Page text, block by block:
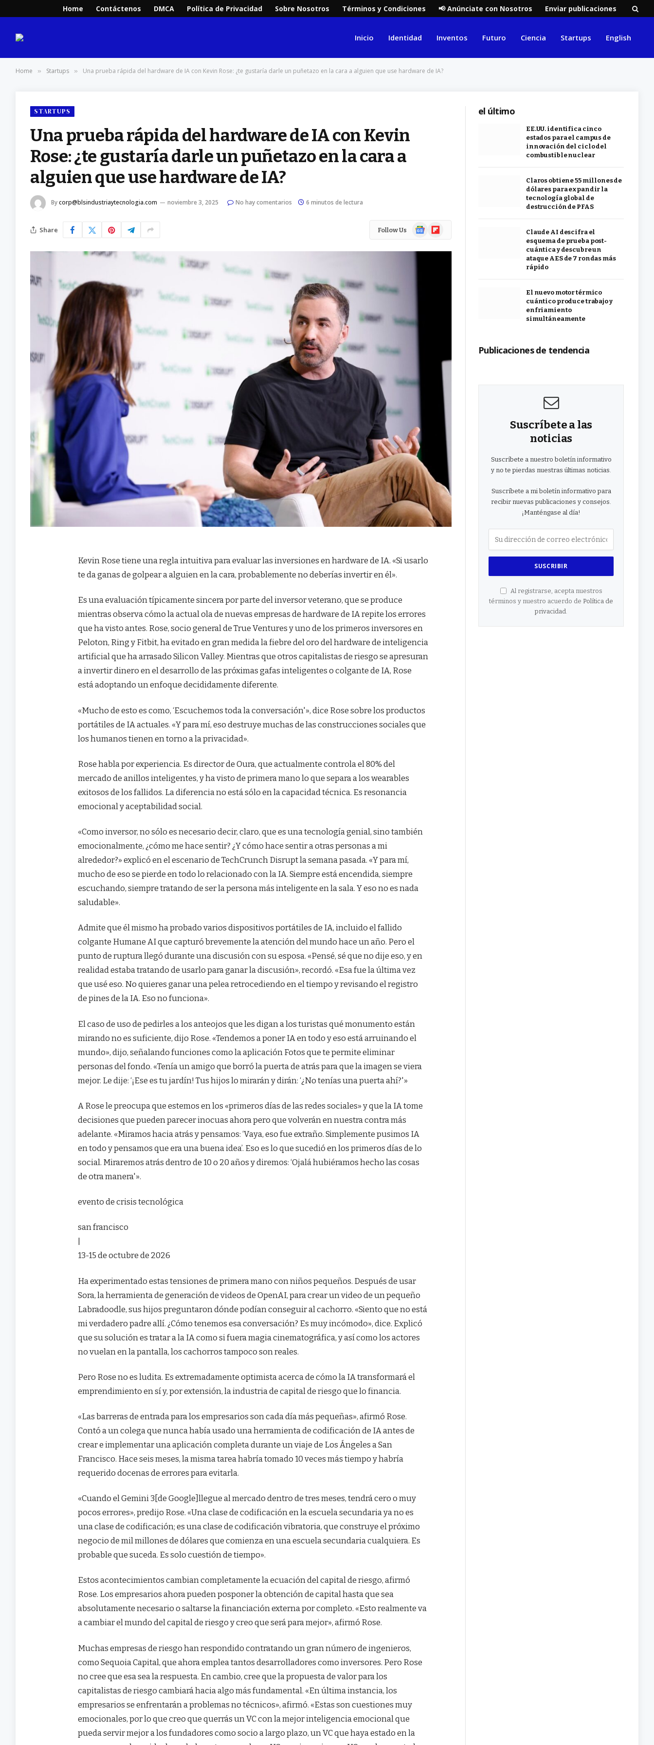
Home Contáctenos DMCA Política de Privacidad Sobre Nosotros Términos y Condiciones 📢 Anúnciate con Nosotros Enviar publicaciones
Inicio Identidad Inventos Futuro Ciencia Startups English
Home » Startups » Una prueba rápida del hardware de IA con Kevin Rose: ¿te gustaría darle un puñetazo en la cara a alguien que use hardware de IA?
STARTUPS
Una prueba rápida del hardware de IA con Kevin
Rose: ¿te gustaría darle un puñetazo en la cara a
alguien que use hardware de IA?
Bycorp@blsindustriaytecnologia.com noviembre 3, 2025 No hay comentarios 6 minutos de lectura
Share Follow Us
GoogleFlipboard
Kevin Rose tiene una regla intuitiva para evaluar las inversiones en hardware de IA. «Si usarlo
te da ganas de golpear a alguien en la cara, probablemente no deberías invertir en él».
Es una evaluación típicamente sincera por parte del inversor veterano, que se produce
mientras observa cómo la actual ola de nuevas empresas de hardware de IA repite los errores
que ha visto antes. Rose, socio general de True Ventures y uno de los primeros inversores en
Peloton, Ring y Fitbit, ha evitado en gran medida la fiebre del oro del hardware de inteligencia
artificial que ha arrasado Silicon Valley. Mientras que otros capitalistas de riesgo se apresuran
a invertir dinero en el desarrollo de las próximas gafas inteligentes o colgante de IA, Rose
está adoptando un enfoque decididamente diferente.
«Mucho de esto es como, ‘Escuchemos toda la conversación'», dice Rose sobre los productos
portátiles de IA actuales. «Y para mí, eso destruye muchas de las construcciones sociales que
los humanos tienen en torno a la privacidad».
Rose habla por experiencia. Es director de Oura, que actualmente controla el 80% del
mercado de anillos inteligentes, y ha visto de primera mano lo que separa a los wearables
exitosos de los fallidos. La diferencia no está sólo en la capacidad técnica. Es resonancia
emocional y aceptabilidad social.
«Como inversor, no sólo es necesario decir, claro, que es una tecnología genial, sino también
emocionalmente, ¿cómo me hace sentir? ¿Y cómo hace sentir a otras personas a mi
alrededor?» explicó en el escenario de TechCrunch Disrupt la semana pasada. «Y para mí,
mucho de eso se pierde en todo lo relacionado con la IA. Siempre está encendida, siempre
escuchando, siempre tratando de ser la persona más inteligente en la sala. Y eso no es nada
saludable».
Admite que él mismo ha probado varios dispositivos portátiles de IA, incluido el fallido
colgante Humane AI que capturó brevemente la atención del mundo hace un año. Pero el
punto de ruptura llegó durante una discusión con su esposa. «Pensé, sé que no dije eso, y en
realidad estaba tratando de usarlo para ganar la discusión», recordó. «Esa fue la última vez
que usé eso. No quieres ganar una pelea retrocediendo en el tiempo y revisando el registro
de pines de la IA. Eso no funciona».
El caso de uso de pedirles a los anteojos que les digan a los turistas qué monumento están
mirando no es suficiente, dijo Rose. «Tendemos a poner IA en todo y eso está arruinando el
mundo», dijo, señalando funciones como la aplicación Fotos que te permite eliminar
personas del fondo. «Tenía un amigo que borró la puerta de atrás para que la imagen se viera
mejor. Le dije: ‘¡Ese es tu jardín! Tus hijos lo mirarán y dirán: ‘¿No tenías una puerta ahí?'»
A Rose le preocupa que estemos en los «primeros días de las redes sociales» y que la IA tome
decisiones que pueden parecer inocuas ahora pero que volverán en nuestra contra más
adelante. «Miramos hacia atrás y pensamos: ‘Vaya, eso fue extraño. Simplemente pusimos IA
en todo y pensamos que era una buena idea’. Eso es lo que sucedió en los primeros días de lo
social. Miraremos atrás dentro de 10 o 20 años y diremos: ‘Ojalá hubiéramos hecho las cosas
de otra manera'».
evento de crisis tecnológica
san francisco
13-15 de octubre de 2026
Ha experimentado estas tensiones de primera mano con niños pequeños. Después de usar
Sora, la herramienta de generación de videos de OpenAI, para crear un video de un pequeño
Labradoodle, sus hijos preguntaron dónde podían conseguir al cachorro. «Siento que no está
mi verdadero padre allí. ¿Cómo tenemos esa conversación? Es muy incómodo», dice. Explicó
que su solución es tratar a la IA como si fuera magia cinematográfica, y así como los actores
no vuelan en la pantalla, los cachorros tampoco son reales.
Pero Rose no es ludita. Es extremadamente optimista acerca de cómo la IA transformará el
emprendimiento en sí y, por extensión, la industria de capital de riesgo que lo financia.
«Las barreras de entrada para los empresarios son cada día más pequeñas», afirmó Rose.
Contó a un colega que nunca había usado una herramienta de codificación de IA antes de
crear e implementar una aplicación completa durante un viaje de Los Ángeles a San
Francisco. Hace seis meses, la misma tarea habría tomado 10 veces más tiempo y habría
requerido docenas de errores para evitarla.
«Cuando el Gemini 3[de Google]llegue al mercado dentro de tres meses, tendrá cero o muy
pocos errores», predijo Rose. «Una clase de codificación en la escuela secundaria ya no es
una clase de codificación; es una clase de codificación vibratoria, que construye el próximo
negocio de mil millones de dólares que comienza en una escuela secundaria cualquiera. Es
probable que suceda. Es solo cuestión de tiempo».
Estos acontecimientos cambian completamente la ecuación del capital de riesgo, afirmó
Rose. Los empresarios ahora pueden posponer la obtención de capital hasta que sea
absolutamente necesario o saltarse la financiación externa por completo. «Esto realmente va
a cambiar el mundo del capital de riesgo y creo que será para mejor», afirmó Rose.
Muchas empresas de riesgo han respondido contratando un gran número de ingenieros,
como Sequoia Capital, que ahora emplea tantos desarrolladores como inversores. Pero Rose
no cree que esa sea la respuesta. En cambio, cree que la propuesta de valor para los
capitalistas de riesgo cambiará hacia algo más fundamental. «En última instancia, los
empresarios se enfrentarán a problemas no técnicos», afirmó. «Estas son cuestiones muy
emocionales, por lo que creo que querrás un VC con la mejor inteligencia emocional que
pueda servir mejor a los fundadores como socio a largo plazo, un VC que haya estado en la
el último
EE.UU. identifica cinco
estados para el campus de
innovación del ciclo del
combustible nuclear
Claros obtiene 55 millones de
dólares para expandir la
tecnología global de
destrucción de PFAS
Claude AI descifra el
esquema de prueba post-
cuántica y descubre un
ataque AES de 7 rondas más
rápido
El nuevo motor térmico
cuántico produce trabajo y
enfriamiento
simultáneamente
Publicaciones de tendencia
Suscríbete a las
noticias
Suscríbete a nuestro boletín informativo
y no te pierdas nuestras últimas noticias.
Suscríbete a mi boletín informativo para
recibir nuevas publicaciones y consejos.
¡Manténgase al día!
Al registrarse, acepta nuestros
términos y nuestro acuerdo de Política de
privacidad.